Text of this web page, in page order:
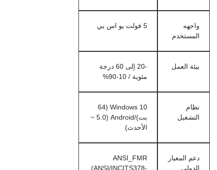
واجهه
المستخدم
5 فولت يو اس بي
بيئة العمل
-20 إلى 60 درجة
مئوية / 10-90%
نظام
التشغيل
Windows 10 (64
بت)/Android (5.0 ~
الأحدث)
دعم المعيار
الدولي
ANSI_FMR
(ANSI/INCITS378-